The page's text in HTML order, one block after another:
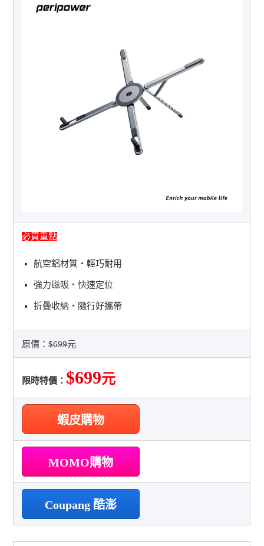
必買重點
航空鋁材質・輕巧耐用
強力磁吸・快速定位
折疊收納・隨行好攜帶
原價：$699元
限時特價： $699元
蝦皮購物
MOMO購物
Coupang 酷澎